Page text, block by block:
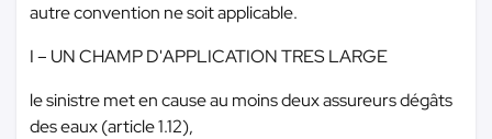
autre convention ne soit applicable.
I – UN CHAMP D'APPLICATION TRES LARGE
le sinistre met en cause au moins deux assureurs dégâts
des eaux (article 1.12),